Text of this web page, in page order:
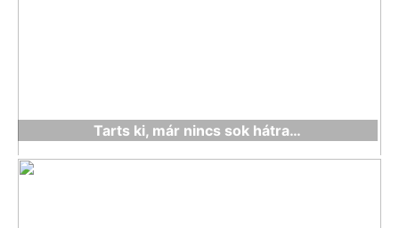
Tarts ki, már nincs sok hátra…